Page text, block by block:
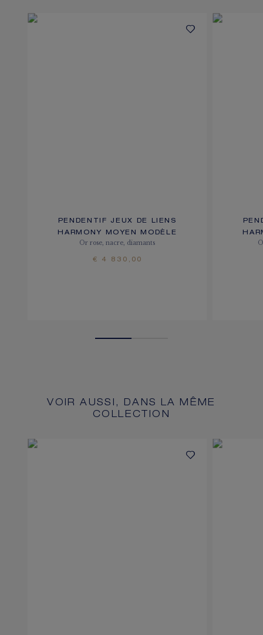
PENDENTIF JEUX DE LIENS
HARMONY MOYEN MODÈLE
Or rose, nacre, diamants
€ 4 830,00
VOIR AUSSI, DANS LA MÊME
COLLECTION